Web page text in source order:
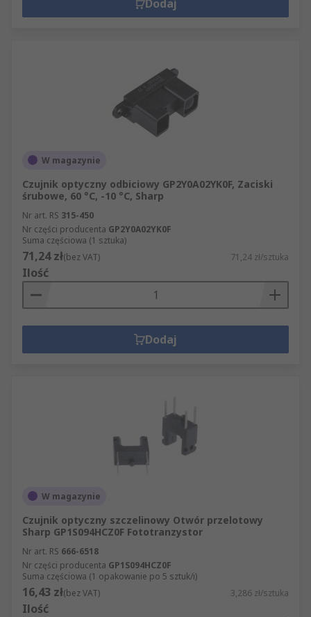
Dodaj
W magazynie
Czujnik optyczny odbiciowy GP2Y0A02YK0F, Zaciski
śrubowe, 60 °C, -10 °C, Sharp
Nr art. RS 315-450
Nr części producenta GP2Y0A02YK0F
Suma częściowa (1 sztuka)
71,24 zł(bez VAT) 71,24 zł/sztuka
Ilość
Dodaj
W magazynie
Czujnik optyczny szczelinowy Otwór przelotowy
Sharp GP1S094HCZ0F Fototranzystor
Nr art. RS 666-6518
Nr części producenta GP1S094HCZ0F
Suma częściowa (1 opakowanie po 5 sztuk/i)
16,43 zł(bez VAT) 3,286 zł/sztuka
Ilość